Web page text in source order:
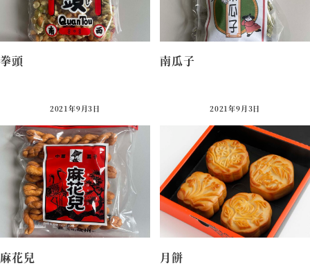
拳頭
2021年9月3日
南瓜子
2021年9月3日
麻花兒 月餅